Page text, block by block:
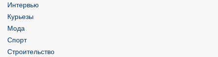
Интервью
Курьезы
Мода
Спорт
Строительство